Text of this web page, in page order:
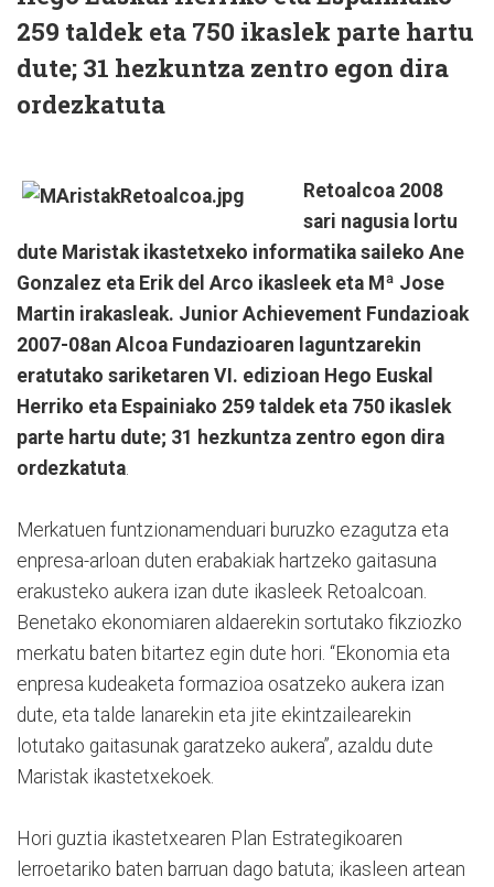
259 taldek eta 750 ikaslek parte hartu
dute; 31 hezkuntza zentro egon dira
ordezkatuta
Retoalcoa 2008
sari nagusia lortu
dute Maristak ikastetxeko informatika saileko Ane
Gonzalez eta Erik del Arco ikasleek eta Mª Jose
Martin irakasleak. Junior Achievement Fundazioak
2007-08an Alcoa Fundazioaren laguntzarekin
eratutako sariketaren VI. edizioan Hego Euskal
Herriko eta Espainiako 259 taldek eta 750 ikaslek
parte hartu dute; 31 hezkuntza zentro egon dira
ordezkatuta
Merkatuen funtzionamenduari buruzko ezagutza eta
enpresa-arloan duten erabakiak hartzeko gaitasuna
erakusteko aukera izan dute ikasleek Retoalcoan.
Benetako ekonomiaren aldaerekin sortutako fikziozko
merkatu baten bitartez egin dute hori. “Ekonomia eta
enpresa kudeaketa formazioa osatzeko aukera izan
dute, eta talde lanarekin eta jite ekintzailearekin
lotutako gaitasunak garatzeko aukera”, azaldu dute
Maristak ikastetxekoek.
Hori guztia ikastetxearen Plan Estrategikoaren
lerroetariko baten barruan dago batuta; ikasleen artean